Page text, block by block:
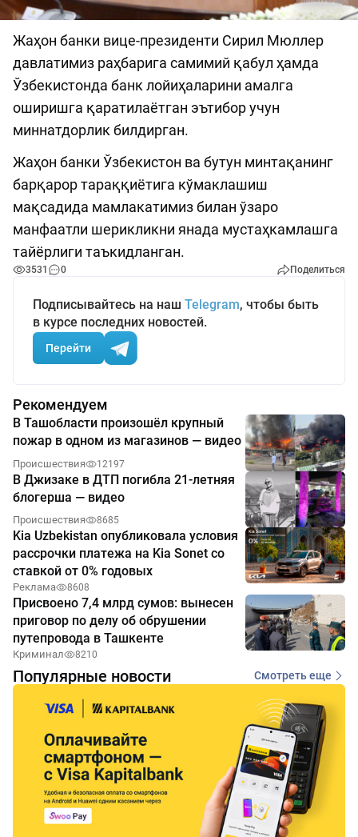
Жаҳон банки вице-президенти Сирил Мюллер
давлатимиз раҳбарига самимий қабул ҳамда
Ўзбекистонда банк лойиҳаларини амалга
оширишга қаратилаётган эътибор учун
миннатдорлик билдирган.
Жаҳон банки Ўзбекистон ва бутун минтақанинг
барқарор тараққиётига кўмаклашиш
мақсадида мамлакатимиз билан ўзаро
манфаатли шерикликни янада мустаҳкамлашга
тайёрлиги таъкидланган.
3531 0 Поделиться
Подписывайтесь на наш Telegram, чтобы быть
в курсе последних новостей.
Перейти
Рекомендуем
В Ташобласти произошёл крупный
пожар в одном из магазинов — видео
Происшествия 12197
В Джизаке в ДТП погибла 21-летняя
блогерша — видео
Происшествия 8685
Kia Uzbekistan опубликовала условия
рассрочки платежа на Kia Sonet со
ставкой от 0% годовых
Реклама 8608
Присвоено 7,4 млрд сумов: вынесен
приговор по делу об обрушении
путепровода в Ташкенте
Криминал 8210
Популярные новости Смотреть еще